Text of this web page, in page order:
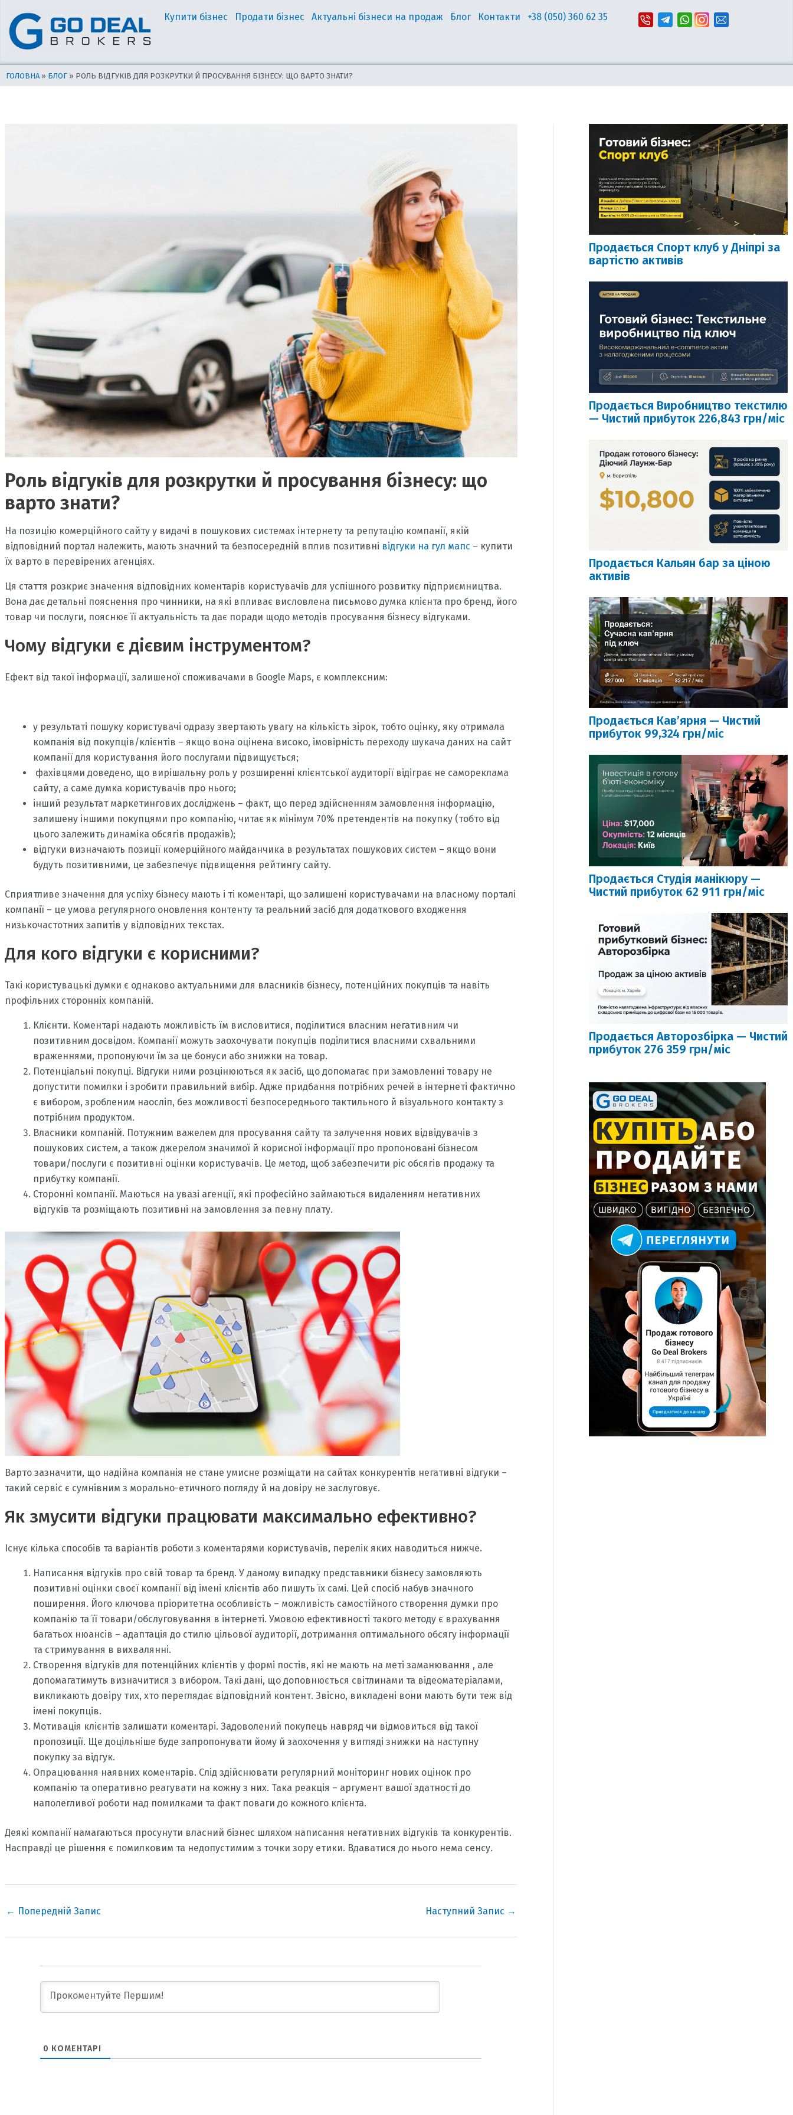
вмісту
Купити бізнес Продати бізнес Актуальні бізнеси на продаж Блог Контакти +38 (050) 360 62 35
ГОЛОВНА » БЛОГ » РОЛЬ ВІДГУКІВ ДЛЯ РОЗКРУТКИ Й ПРОСУВАННЯ БІЗНЕСУ: ЩО ВАРТО ЗНАТИ?
Роль відгуків для розкрутки й просування бізнесу: що
варто знати?
На позицію комерційного сайту у видачі в пошукових системах інтернету та репутацію компанії, якій
відповідний портал належить, мають значний та безпосередній вплив позитивні відгуки на гул мапс – купити
їх варто в перевірених агенціях.
Ця стаття розкриє значення відповідних коментарів користувачів для успішного розвитку підприємництва.
Вона дає детальні пояснення про чинники, на які впливає висловлена письмово думка клієнта про бренд, його
товар чи послуги, пояснює її актуальність та дає поради щодо методів просування бізнесу відгуками.
Чому відгуки є дієвим інструментом?
Ефект від такої інформації, залишеної споживачами в Google Maps, є комплексним:
у результаті пошуку користувачі одразу звертають увагу на кількість зірок, тобто оцінку, яку отримала
компанія від покупців/клієнтів – якщо вона оцінена високо, імовірність переходу шукача даних на сайт
компанії для користування його послугами підвищується;
фахівцями доведено, що вирішальну роль у розширенні клієнтської аудиторії відіграє не самореклама
сайту, а саме думка користувачів про нього;
інший результат маркетингових досліджень – факт, що перед здійсненням замовлення інформацію,
залишену іншими покупцями про компанію, читає як мінімум 70% претендентів на покупку (тобто від
цього залежить динаміка обсягів продажів);
відгуки визначають позиції комерційного майданчика в результатах пошукових систем – якщо вони
будуть позитивними, це забезпечує підвищення рейтингу сайту.
Сприятливе значення для успіху бізнесу мають і ті коментарі, що залишені користувачами на власному порталі
компанії – це умова регулярного оновлення контенту та реальний засіб для додаткового входження
низькочастотних запитів у відповідних текстах.
Для кого відгуки є корисними?
Такі користувацькі думки є однаково актуальними для власників бізнесу, потенційних покупців та навіть
профільних сторонніх компаній.
Клієнти. Коментарі надають можливість їм висловитися, поділитися власним негативним чи
позитивним досвідом. Компанії можуть заохочувати покупців поділитися власними схвальними
враженнями, пропонуючи їм за це бонуси або знижки на товар.
Потенціальні покупці. Відгуки ними розцінюються як засіб, що допомагає при замовленні товару не
допустити помилки і зробити правильний вибір. Адже придбання потрібних речей в інтернеті фактично
є вибором, зробленим наосліп, без можливості безпосереднього тактильного й візуального контакту з
потрібним продуктом.
Власники компаній. Потужним важелем для просування сайту та залучення нових відвідувачів з
пошукових систем, а також джерелом значимої й корисної інформації про пропоновані бізнесом
товари/послуги є позитивні оцінки користувачів. Це метод, щоб забезпечити ріс обсягів продажу та
прибутку компанії.
Сторонні компанії. Маються на увазі агенції, які професійно займаються видаленням негативних
відгуків та розміщають позитивні на замовлення за певну плату.
Варто зазначити, що надійна компанія не стане умисне розміщати на сайтах конкурентів негативні відгуки –
такий сервіс є сумнівним з морально-етичного погляду й на довіру не заслуговує.
Як змусити відгуки працювати максимально ефективно?
Існує кілька способів та варіантів роботи з коментарями користувачів, перелік яких наводиться нижче.
Написання відгуків про свій товар та бренд. У даному випадку представники бізнесу замовляють
позитивні оцінки своєї компанії від імені клієнтів або пишуть їх самі. Цей спосіб набув значного
поширення. Його ключова пріоритетна особливість – можливість самостійного створення думки про
компанію та її товари/обслуговування в інтернеті. Умовою ефективності такого методу є врахування
багатьох нюансів – адаптація до стилю цільової аудиторії, дотримання оптимального обсягу інформації
та стримування в вихвалянні.
Створення відгуків для потенційних клієнтів у формі постів, які не мають на меті заманювання , але
допомагатимуть визначитися з вибором. Такі дані, що доповнюється світлинами та відеоматеріалами,
викликають довіру тих, хто переглядає відповідний контент. Звісно, викладені вони мають бути теж від
імені покупців.
Мотивація клієнтів залишати коментарі. Задоволений покупець навряд чи відмовиться від такої
пропозиції. Ще доцільніше буде запропонувати йому й заохочення у вигляді знижки на наступну
покупку за відгук.
Опрацювання наявних коментарів. Слід здійснювати регулярний моніторинг нових оцінок про
компанію та оперативно реагувати на кожну з них. Така реакція – аргумент вашої здатності до
наполегливої роботи над помилками та факт поваги до кожного клієнта.
Деякі компанії намагаються просунути власний бізнес шляхом написання негативних відгуків та конкурентів.
Насправді це рішення є помилковим та недопустимим з точки зору етики. Вдаватися до нього нема сенсу.
по
запису
← Попередній Запис Наступний Запис →
0 КОМЕНТАРІ
Продається Спорт клуб у Дніпрі за
вартістю активів
Продається Виробництво текстилю
— Чистий прибуток 226,843 грн/міс
Продається Кальян бар за ціною
активів
Продається Кавʼярня — Чистий
прибуток 99,324 грн/міс
Продається Студія манікюру —
Чистий прибуток 62 911 грн/міс
Продається Авторозбірка — Чистий
прибуток 276 359 грн/міс